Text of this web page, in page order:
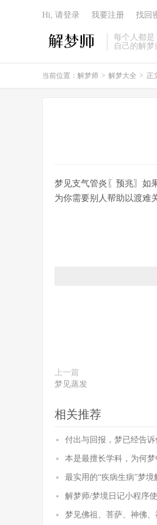
每个人都是
自己的解梦
Hi, 请登录 我要注册 找回
当前位置： 解梦师 > 解梦大全 > 正
梦见支气管炎〖预兆〗如
为你需要别人帮助以渡难
上一篇
梦见蒸发
相关推荐
付出与回报，梦已经告诉
本是最擅长学科，为何梦
最实用的“疾病生病”梦境
解梦师/梦境日记小程序
梦见佛祖、菩萨、神佛、